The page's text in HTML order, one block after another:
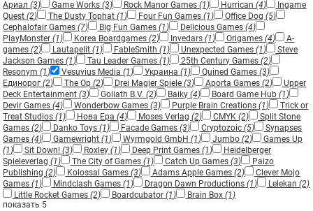
Ариал(3) Game Works(3) Rock Manor Games(1) Hurrican(4)
Ingame
Quest(2) The Dusty Tophat(1) Four Fun Games(1) Office Dog(5)
Cephalofair Games(7) Big Fun Games(1) Delicious Games(4)
PlayMonster(1) Korea Boardgames(2) Invedars(1) Origames(4)
A-
games(2) Lautapelit(1) FableSmith(1) Unexpected Games(1)
Steve
Jackson Games(1) Tau Leader Games(1) 25th Century Games(2)
Resonym(1) Vesuvius Media(1) Украина(1) Quined Games(3)
Единорог(2) The Op(2) Drei Magier Spiele(3) Aporta Games(2)
Upper
Deck Entertainment(3) Goliath B.V.(2) Baiky(4) Board Game Hub(1)
Devir Games(4) Wonderbow Games(3) Purple Brain Creations(1)
Trick or
Treat Studios(1) Нова Ера(4) Moses Verlag(2) CMYK(2)
Split Stone
Games(2) Danko Toys(1) Facade Games(3) Cryptozoic(5)
Synapses
Games(4) Gamewright(1) Wyrmgold GmbH(1) Jumbo(2)
Games Up
(1)
Sit Down!(3) Roxley(1) Deep Print Games(1)
Heidelberger
Spieleverlag(1) The City of Games(1) Catch Up Games(3)
Paizo
Publishing(2) Kolossal Games(3) Adams Apple Games(2)
Clever Mojo
Games(1) Mindclash Games(1) Dragon Dawn Productions(1) Lelekan(2)
Little Rocket Games(2) Boardcubator(1) Brain Box(1)
показать 5